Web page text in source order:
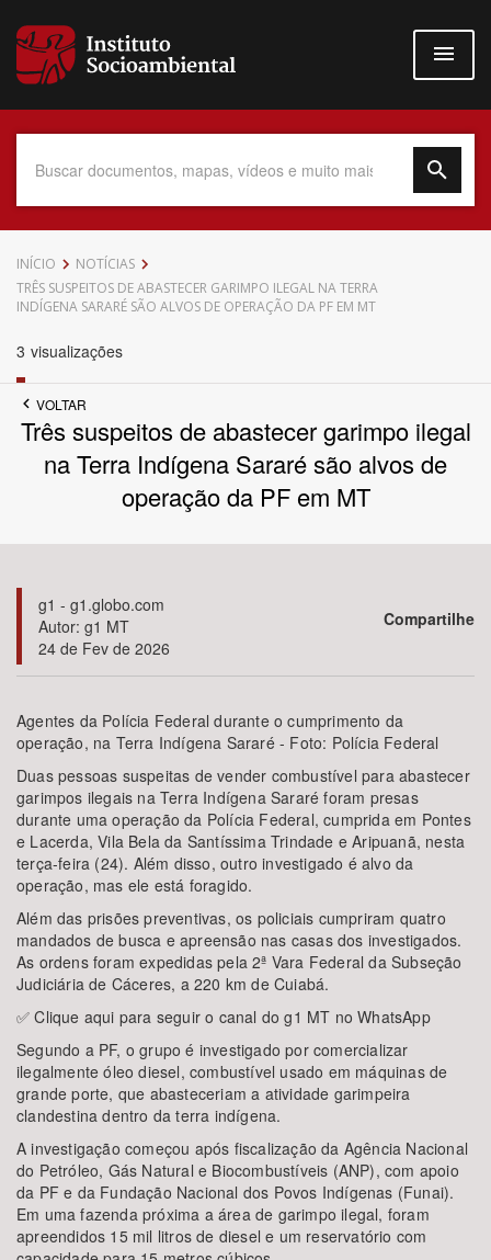
para
conteúdo
Data do Documento
Bioma / Bacia
Tema
Subtema
Área de Levantamento
Área Protegida
BUSCAR
INÍCIO
NOTÍCIAS
TRÊS SUSPEITOS DE ABASTECER GARIMPO ILEGAL NA TERRA
INDÍGENA SARARÉ SÃO ALVOS DE OPERAÇÃO DA PF EM MT
3 visualizações
VOLTAR
Três suspeitos de abastecer garimpo ilegal
na Terra Indígena Sararé são alvos de
operação da PF em MT
g1 - g1.globo.com
Autor: g1 MT
24 de Fev de 2026
Compartilhe
Agentes da Polícia Federal durante o cumprimento da
operação, na Terra Indígena Sararé - Foto: Polícia Federal
Duas pessoas suspeitas de vender combustível para abastecer
garimpos ilegais na Terra Indígena Sararé foram presas
durante uma operação da Polícia Federal, cumprida em Pontes
e Lacerda, Vila Bela da Santíssima Trindade e Aripuanã, nesta
terça-feira (24). Além disso, outro investigado é alvo da
operação, mas ele está foragido.
Além das prisões preventivas, os policiais cumpriram quatro
mandados de busca e apreensão nas casas dos investigados.
As ordens foram expedidas pela 2ª Vara Federal da Subseção
Judiciária de Cáceres, a 220 km de Cuiabá.
✅ Clique aqui para seguir o canal do g1 MT no WhatsApp
Segundo a PF, o grupo é investigado por comercializar
ilegalmente óleo diesel, combustível usado em máquinas de
grande porte, que abasteceriam a atividade garimpeira
clandestina dentro da terra indígena.
A investigação começou após fiscalização da Agência Nacional
do Petróleo, Gás Natural e Biocombustíveis (ANP), com apoio
da PF e da Fundação Nacional dos Povos Indígenas (Funai).
Em uma fazenda próxima a área de garimpo ilegal, foram
apreendidos 15 mil litros de diesel e um reservatório com